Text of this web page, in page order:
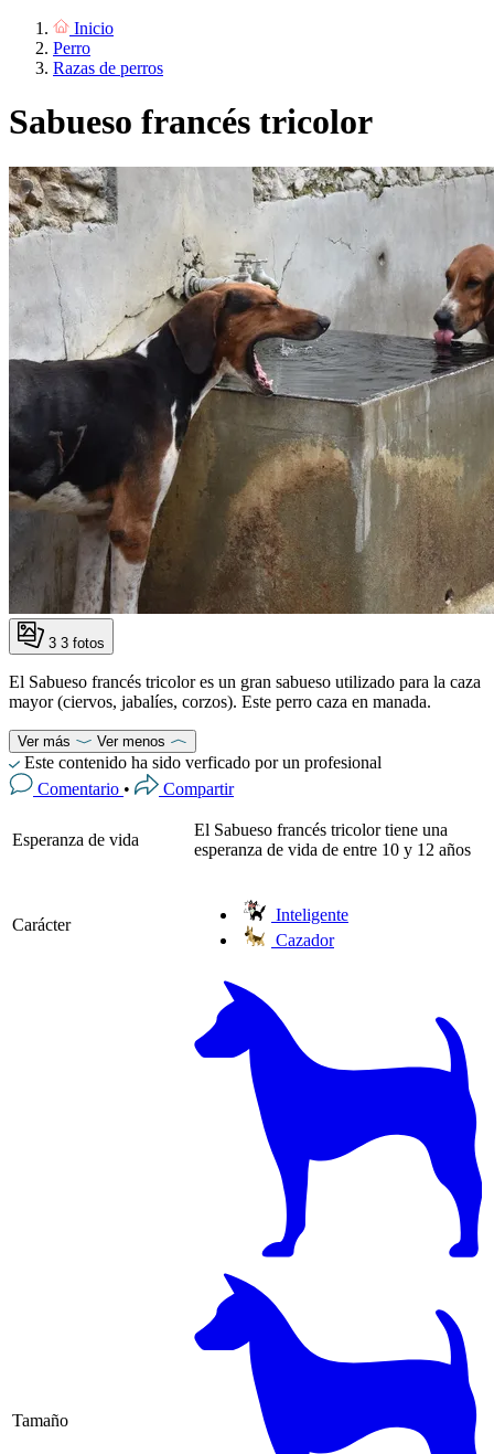
Inicio
Perro
Razas de perros
Sabueso francés tricolor
3 3 fotos
El Sabueso francés tricolor es un gran sabueso utilizado para la caza
mayor (ciervos, jabalíes, corzos). Este perro caza en manada.
Ver más Ver menos
Este contenido ha sido verficado por un profesional
Comentario • Compartir
Esperanza de vida
El Sabueso francés tricolor tiene una
esperanza de vida de entre 10 y 12 años
Carácter
Inteligente
Cazador
Tamaño